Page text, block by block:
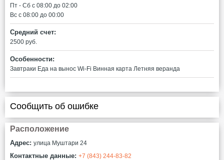
Пт - Сб c 08:00 до 02:00
Вс c 08:00 до 00:00
Средний счет:
2500 руб.
Особенности:
Завтраки Еда на вынос Wi-Fi Винная карта Летняя веранда
Сообщить об ошибке
Расположение
Адрес: улица Муштари 24
Контактные данные: +7 (843) 244-83-82